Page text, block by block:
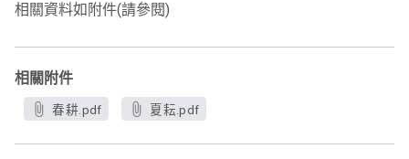
相關資料如附件(請參閱)
相關附件
春耕.pdf 夏耘.pdf